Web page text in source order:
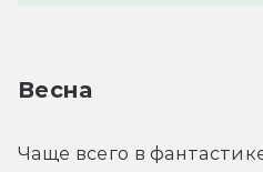
Весна
Чаще всего в